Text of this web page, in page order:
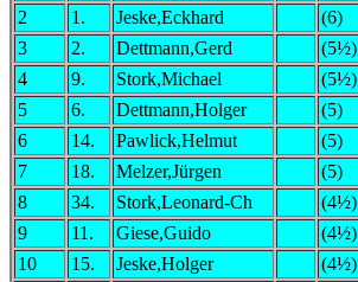
2
1. Jeske,Eckhard (6)
3
2. Dettmann,Gerd (5½)
4
9. Stork,Michael (5½)
5
6. Dettmann,Holger (5)
6
14. Pawlick,Helmut (5)
7
18. Melzer,Jürgen (5)
8
34. Stork,Leonard-Ch (4½)
9
11. Giese,Guido (4½)
10
15. Jeske,Holger (4½)